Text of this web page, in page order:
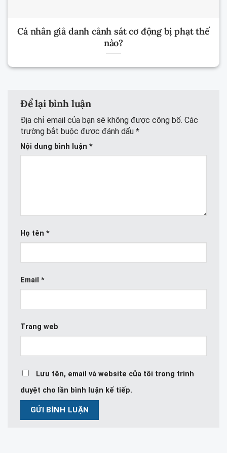
Cá nhân giả danh cảnh sát cơ động bị phạt thế
nào?
Để lại bình luận
Địa chỉ email của bạn sẽ không được công bố. Các
trường bắt buộc được đánh dấu *
Nội dung bình luận *
Họ tên *
Email *
Trang web
Lưu tên, email và website của tôi trong trình
duyệt cho lần bình luận kế tiếp.